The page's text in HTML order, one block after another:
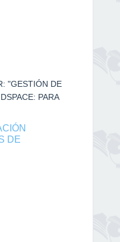
"GESTIÓN DE
PARA
DE